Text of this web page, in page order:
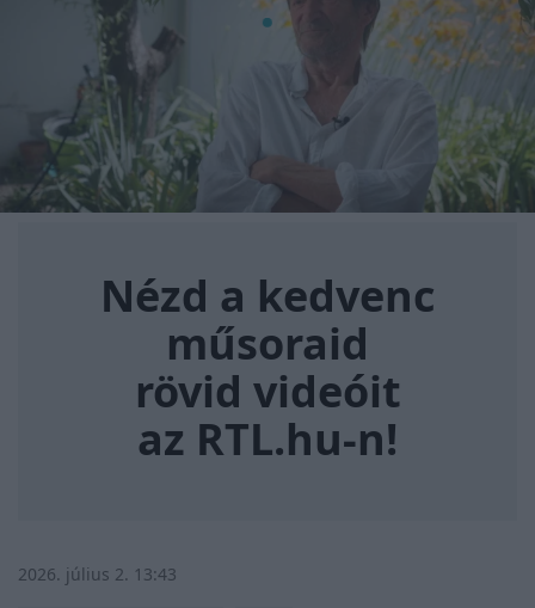
Nézd a kedvenc
műsoraid
rövid videóit
az RTL.hu-n!
2026. július 2. 13:43